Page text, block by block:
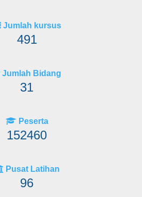
Jumlah kursus
491
Jumlah Bidang
31
Peserta
152460
Pusat Latihan
96